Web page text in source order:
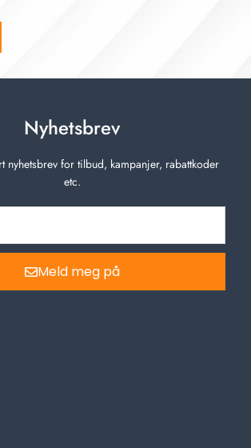
Nyhetsbrev
nyhetsbrev for tilbud, kampanjer, rabattkoder
etc.
Meld meg på